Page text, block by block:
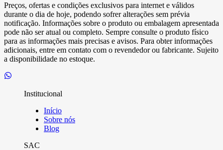
Preços, ofertas e condições exclusivos para internet e válidos
durante o dia de hoje, podendo sofrer alterações sem prévia
notificação. Informações sobre o produto ou embalagem apresentada
pode não ser atual ou completo. Sempre consulte o produto físico
para as informações mais precisas e avisos. Para obter informações
adicionais, entre em contato com o revendedor ou fabricante. Sujeito
a disponibilidade no estoque.
Institucional
Início
Sobre nós
Blog
SAC